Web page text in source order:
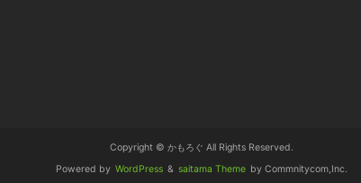
Copyright © かもろぐ All Rights Reserved.
Powered by WordPress & saitama Theme by Commnitycom,Inc.